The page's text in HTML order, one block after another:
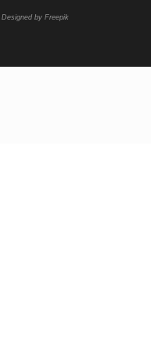
Designed by Freepik